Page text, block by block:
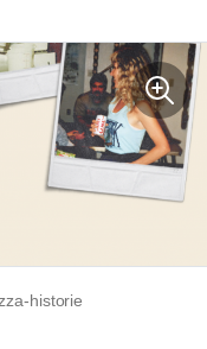
historie